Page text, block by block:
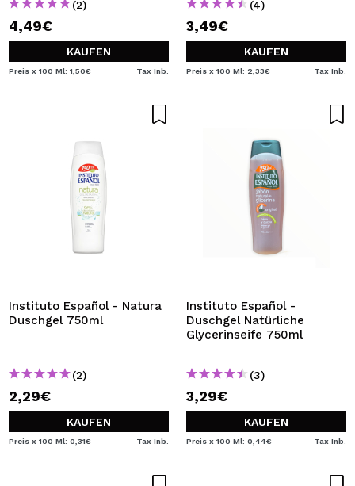
(2)
4,49€
KAUFEN
Preis x 100 Ml: 1,50€ Tax Inb.
(4)
3,49€
KAUFEN
Preis x 100 Ml: 2,33€ Tax Inb.
Instituto Español - Natura
Duschgel 750ml
(2)
2,29€
KAUFEN
Preis x 100 Ml: 0,31€ Tax Inb.
Instituto Español -
Duschgel Natürliche
Glycerinseife 750ml
(3)
3,29€
KAUFEN
Preis x 100 Ml: 0,44€ Tax Inb.